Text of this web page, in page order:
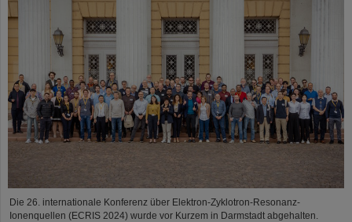
Die 26. internationale Konferenz über Elektron-Zyklotron-Resonanz-
Ionenquellen (ECRIS 2024) wurde vor Kurzem in Darmstadt abgehalten.